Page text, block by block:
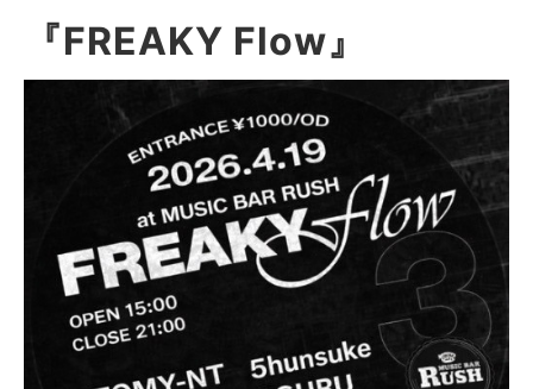
『FREAKY Flow』